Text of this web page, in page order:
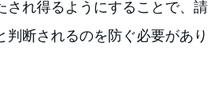
され得るようにすることで、請
判断されるのを防ぐ必要があり